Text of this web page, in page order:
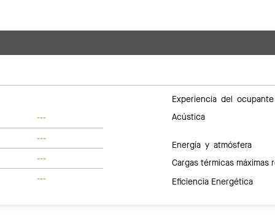
---
---
---
---
Experiencia del ocupante
Acústica
Energía y atmósfera
Cargas térmicas máximas
Eficiencia Energética